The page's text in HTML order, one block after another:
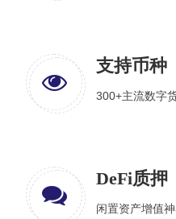
支持币种
300+主流数字
DeFi质押
闲置资产增值